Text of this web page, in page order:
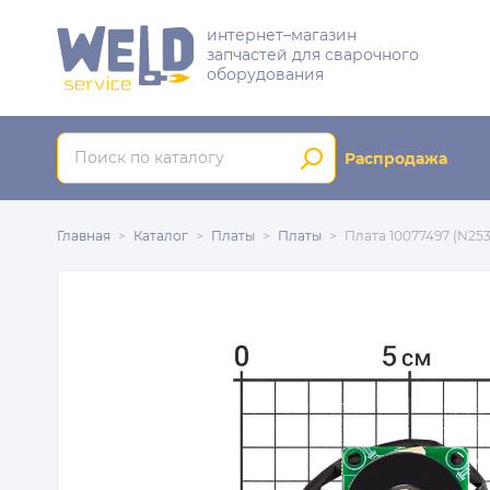
интернет–магазин
запчастей для сварочного
оборудования
Распродажа
Главная Каталог Платы Платы Плата 10077497